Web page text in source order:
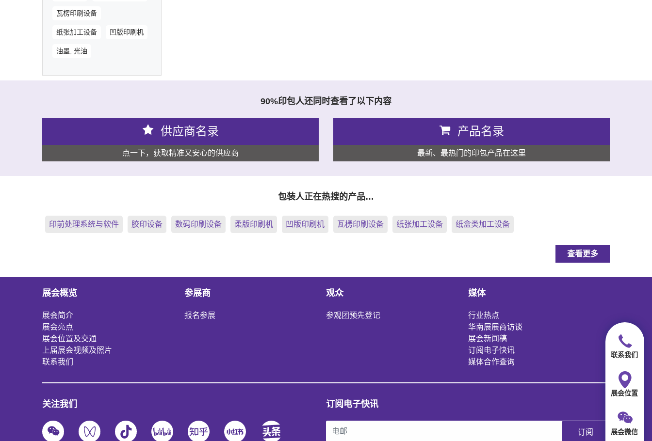
瓦楞印刷设备
纸张加工设备 凹版印刷机
油墨, 光油
90%印包人还同时查看了以下内容
供应商名录
点一下，获取精准又安心的供应商
产品名录
最新、最热门的印包产品在这里
包装人正在热搜的产品…
印前处理系统与软件 胶印设备 数码印刷设备 柔版印刷机 凹版印刷机 瓦楞印刷设备 纸张加工设备 纸盒类加工设备
查看更多
展会概览
展会简介
展会亮点
展会位置及交通
上届展会视频及照片
联系我们
参展商
报名参展
观众
参观团预先登记
媒体
行业热点
华南展展商访谈
展会新闻稿
订阅电子快讯
媒体合作查询
关注我们 订阅电子快讯
订阅
联系我们
展会位置
展会微信